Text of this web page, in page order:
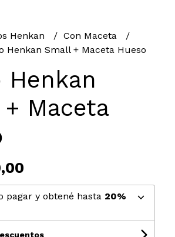
Henkan
Con Maceta
Henkan Small + Maceta Hueso
Henkan
Maceta
pagar y obtené hasta 20%